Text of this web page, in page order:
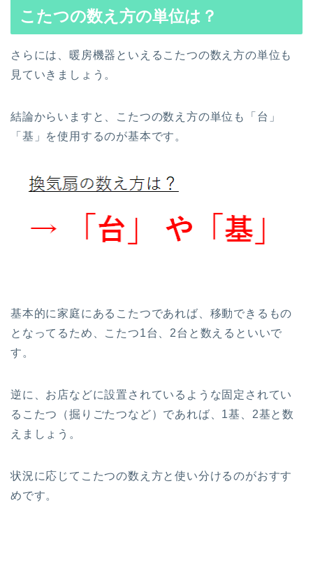
こたつの数え方の単位は？
さらには、暖房機器といえるこたつの数え方の単位も
見ていきましょう。
結論からいますと、こたつの数え方の単位も「台」
「基」を使用するのが基本です。
基本的に家庭にあるこたつであれば、移動できるもの
となってるため、こたつ1台、2台と数えるといいで
す。
逆に、お店などに設置されているような固定されてい
るこたつ（掘りごたつなど）であれば、1基、2基と数
えましょう。
状況に応じてこたつの数え方と使い分けるのがおすす
めです。